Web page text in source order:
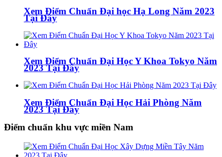
Xem Điểm Chuẩn Đại học Hạ Long Năm 2023
Tại Đây
Xem Điểm Chuẩn Đại Học Y Khoa Tokyo Năm
2023 Tại Đây
Xem Điểm Chuẩn Đại Học Hải Phòng Năm
2023 Tại Đây
Điểm chuẩn khu vực miền Nam